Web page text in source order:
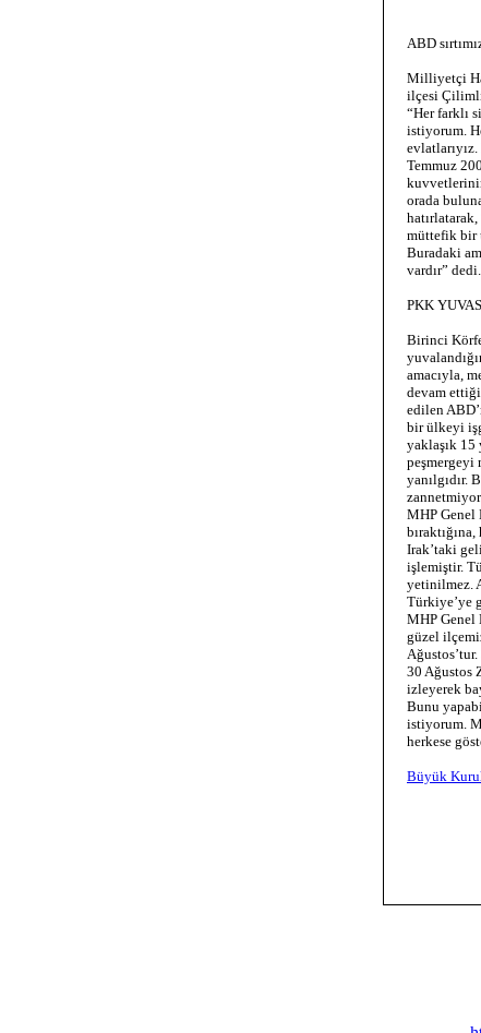
ABD
Milliyetçi
ilçesi
“Her farklı
istiyorum.
Temmuz
orada
müttefik bir
Buradaki
vardır” dedi.
PKK
Birinci
amacıyla,
devam
edilen
bir ülkeyi
yaklaşık 15
yanılgıdır.
MHP Genel
Irak’taki
işlemiştir.
yetinilmez.
Türkiye’ye
MHP Genel
güzel
30 Ağustos
izleyerek
Bunu
istiyorum.
herkese
Büyük